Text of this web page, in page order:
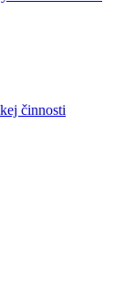
činnosti